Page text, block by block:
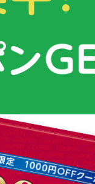
野
た
守
給
スクスクの